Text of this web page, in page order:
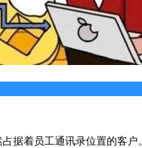
据着员工通讯录位置的客户。